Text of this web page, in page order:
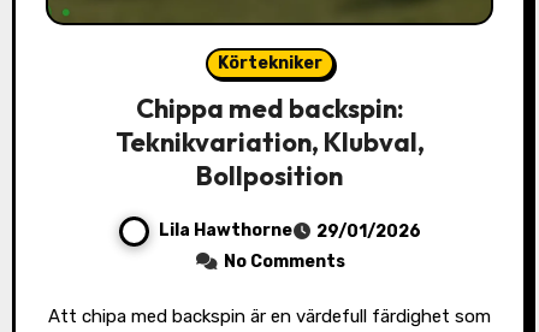
Körtekniker
Chippa med backspin:
Teknikvariation, Klubval,
Bollposition
Lila Hawthorne
29/01/2026
No Comments
Att chipa med backspin är en värdefull färdighet som